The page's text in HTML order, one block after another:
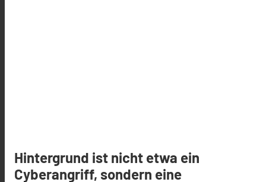
Hintergrund ist nicht etwa ein
Cyberangriff, sondern eine